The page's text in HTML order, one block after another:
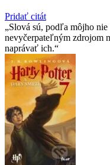
Pridať citát
Slová sú, podľa môjho nie
nevyčerpateľným zdrojom
naprávať ich.